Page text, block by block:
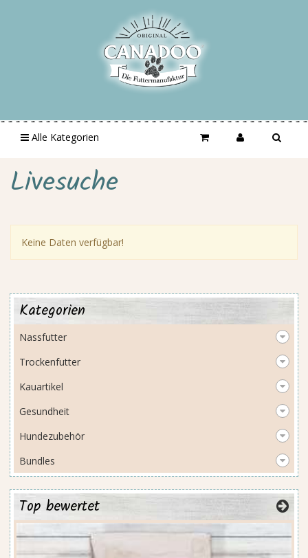
Alle Kategorien
Livesuche
Keine Daten verfügbar!
Kategorien
Nassfutter
Trockenfutter
Kauartikel
Gesundheit
Hundezubehör
Bundles
Top bewertet